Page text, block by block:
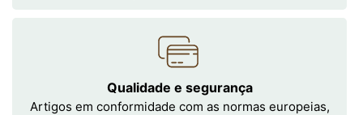
Qualidade e segurança
Artigos em conformidade com as normas europeias,